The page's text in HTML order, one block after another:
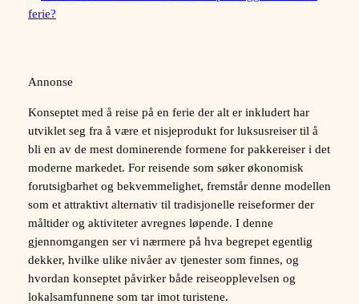
Annonse
Konseptet med å reise på en ferie der alt er inkludert har
utviklet seg fra å være et nisjeprodukt for luksusreiser til å
bli en av de mest dominerende formene for pakkereiser i det
moderne markedet. For reisende som søker økonomisk
forutsigbarhet og bekvemmelighet, fremstår denne modellen
som et attraktivt alternativ til tradisjonelle reiseformer der
måltider og aktiviteter avregnes løpende. I denne
gjennomgangen ser vi nærmere på hva begrepet egentlig
dekker, hvilke ulike nivåer av tjenester som finnes, og
hvordan konseptet påvirker både reiseopplevelsen og
lokalsamfunnene som tar imot turistene.